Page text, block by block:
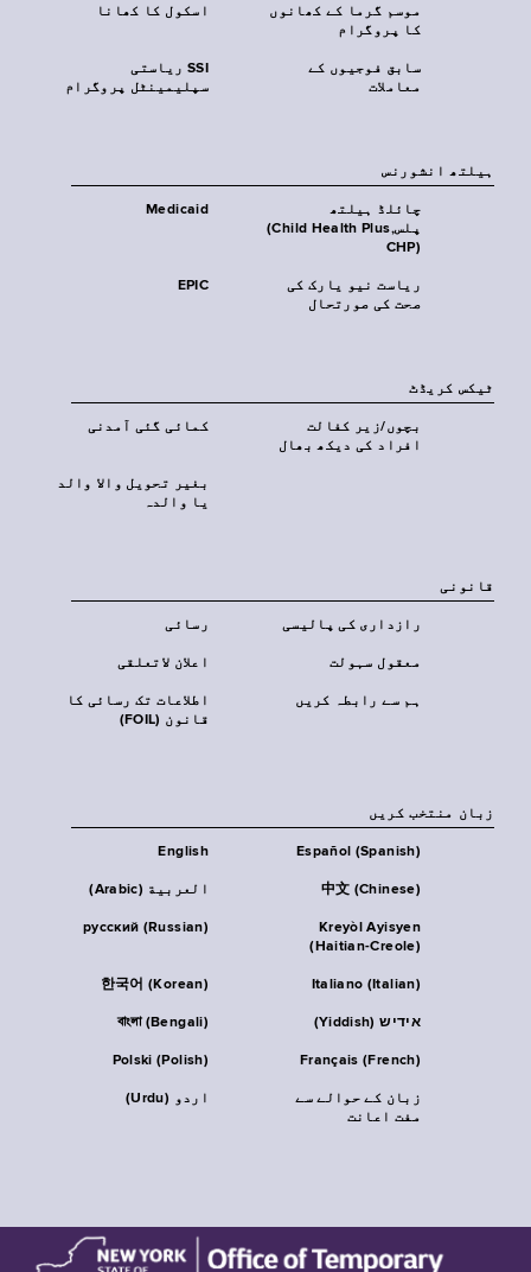
اسکول کا کھانا
موسم گرما کے کھانوں
کا پروگرام
SSI ریاستی
سپلیمینٹل پروگرام
سابق فوجیوں کے
معاملات
‏ہیلتھ انشورنس
Medicaid
چائلڈ ہیلتھ
پلس‎(Child Health Plus,
CHP)‎
EPIC
ریاست نیو یارک کی
صحت کی صورتحال
ٹیکس کریڈٹ
کمائی گئی آمدنی
بچوں/زیر کفالت
افراد کی دیکھ بھال
بغیر تحویل والا والد
یا والدہ
قانونی
رسائی رازداری کی پالیسی
اعلان لاتعلقی معقول سہولت
اطلاعات تک رسائی کا
قانون (FOIL)
ہم سے رابطہ کریں
زبان منتخب کریں
English Español (Spanish)
العربية (Arabic) 中文 (Chinese)
русский (Russian)
Kreyòl Ayisyen
(Haitian-Creole)
한국어 (Korean) Italiano (Italian)
বাংলা (Bengali) אידיש (Yiddish)
Polski (Polish) Français (French)
اردو (Urdu)
زبان کے حوالے سے
مفت اعانت